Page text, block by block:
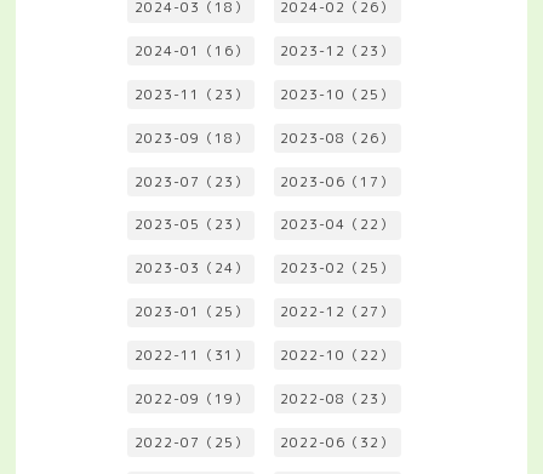
2024-03（18） 2024-02（26）
2024-01（16） 2023-12（23）
2023-11（23） 2023-10（25）
2023-09（18） 2023-08（26）
2023-07（23） 2023-06（17）
2023-05（23） 2023-04（22）
2023-03（24） 2023-02（25）
2023-01（25） 2022-12（27）
2022-11（31） 2022-10（22）
2022-09（19） 2022-08（23）
2022-07（25） 2022-06（32）